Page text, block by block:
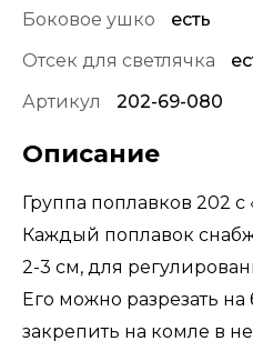
Боковое ушко
есть
Отсек для светлячка
Артикул
202-69-080
Описание
Группа поплавков 202
Каждый поплавок
2-3 см, для
Его можно разрезать
закрепить на комле в